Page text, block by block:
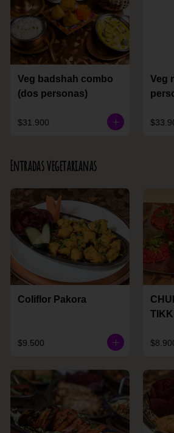
Veg badshah combo
(dos personas)
$31.900
Veg
Entradas vegetarianas
Coliflor Pakora
$9.500
TIKKI